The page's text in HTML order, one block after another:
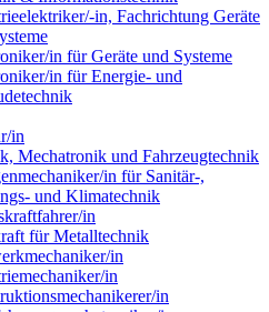
in, Fachrichtung Geräte
in für Geräte und Systeme
in für Energie- und
in
Mechatronik und Fahrzeugtechnik
in für Sanitär-,
und Klimatechnik
in
für Metalltechnik
in
in
in